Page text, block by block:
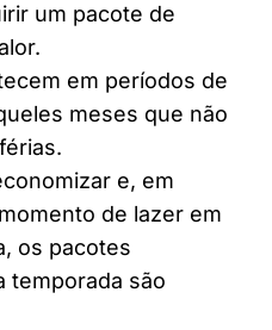
um pacote de
em períodos de
meses que não
e, em
de lazer em
os pacotes
temporada são